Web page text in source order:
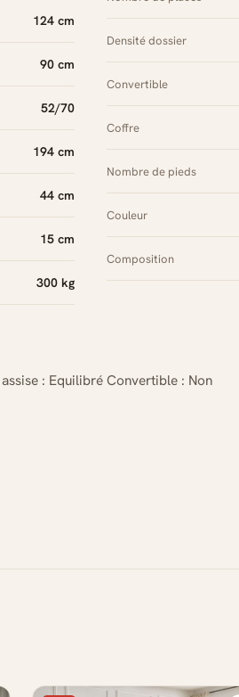
124 cm
90 cm
52/70
194 cm
44 cm
15 cm
300 kg
Densité dossier
Convertible
Coffre
Nombre de pieds
Couleur
Composition
: Equilibré Convertible : Non